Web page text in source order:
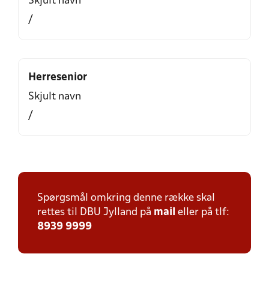
/
Herresenior
Skjult navn
/
Spørgsmål omkring denne række skal
rettes til DBU Jylland på mail eller på tlf:
8939 9999